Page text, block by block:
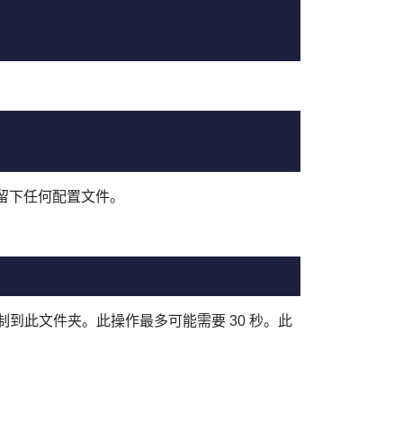
任何配置文件。
到此文件夹。此操作最多可能需要 30 秒。此